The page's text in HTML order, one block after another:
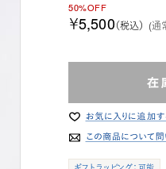
50%OFF
￥5,500（税込） (通